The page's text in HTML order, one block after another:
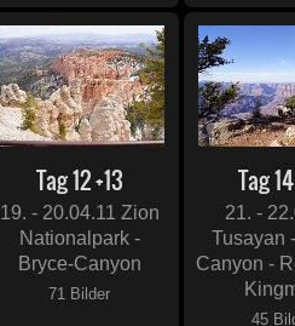
Tag 12 +13
19. - 20.04.11 Zion
Nationalpark -
Bryce-Canyon
71 Bilder
Tag
21. -
Tusayan
Canyon -
45